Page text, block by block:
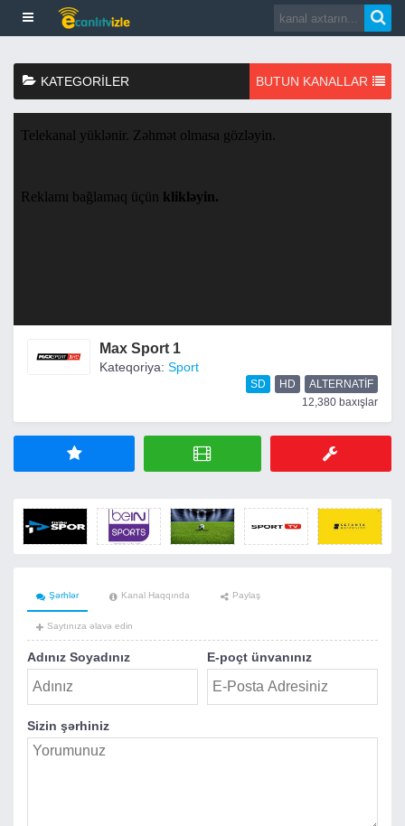
KATEGORILER BUTUN KANALLAR
Max Sport 1
Kateqoriya: Sport
SD HD
ALTERNATIF
12,380 baxışlar
Şərhlər Kanal Haqqında Paylaş
Saytınıza əlavə edin
Adınız Soyadınız E-poçt ünvanınız
Sizin şərhiniz